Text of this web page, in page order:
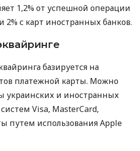
1,2% от успешной операции
2% с карт иностранных банков.
базируется на
платежной карты. Можно
украинских и иностранных
Visa, MasterCard,
путем использования Apple